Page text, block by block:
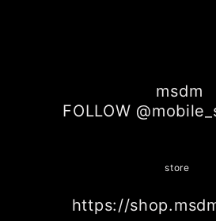
msdm
FOLLOW
store
https://